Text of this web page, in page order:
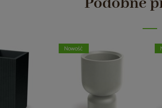
Nowość